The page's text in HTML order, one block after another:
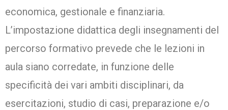
economica, gestionale e finanziaria.
L’impostazione didattica degli insegnamenti del
percorso formativo prevede che le lezioni in
aula siano corredate, in funzione delle
specificità dei vari ambiti disciplinari, da
esercitazioni, studio di casi, preparazione e/o